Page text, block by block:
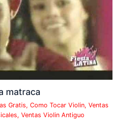
matraca
Gratis,Como Tocar Violin,Ventas
,Ventas Violin Antiguo